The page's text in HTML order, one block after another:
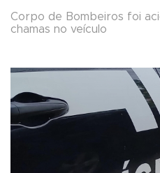
Corpo de Bombeiros foi
chamas no veículo